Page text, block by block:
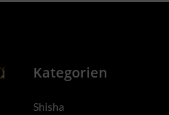
Kategorien
Shisha